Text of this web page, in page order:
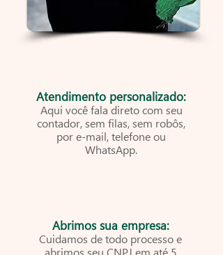
Atendimento personalizado:
Aqui você fala direto com seu
contador, sem filas, sem robôs,
por e-mail, telefone ou
WhatsApp.
Abrimos sua empresa:
Cuidamos de todo processo e